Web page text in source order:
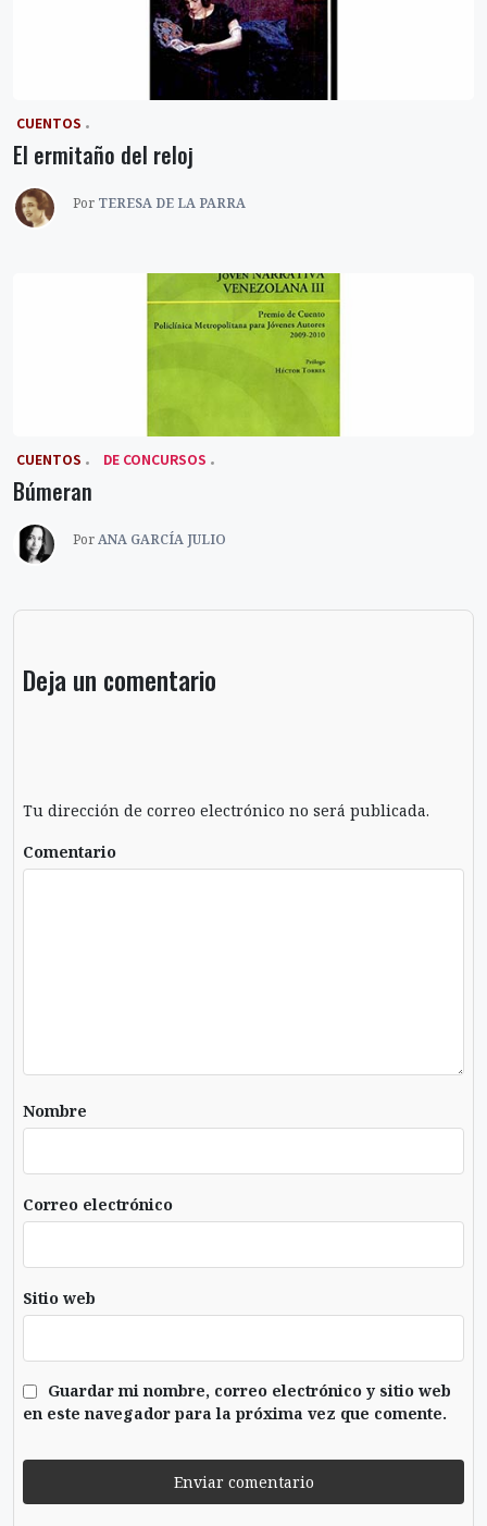
‎ CUENTOS
El ermitaño del reloj
Por TERESA DE LA PARRA
‎ CUENTOS DE CONCURSOS
Búmeran
PorANA GARCÍA JULIO
Deja un comentario
Tu dirección de correo electrónico no será publicada.
Comentario
Nombre
Correo electrónico
Sitio web
Guardar mi nombre, correo electrónico y sitio web
en este navegador para la próxima vez que comente.